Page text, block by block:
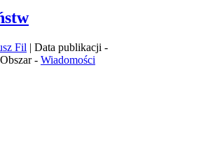
Fil | Data publikacji -
- Wiadomości